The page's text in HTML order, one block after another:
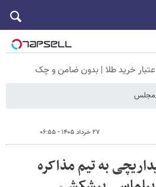
مجلس
۲۷ خرداد ۱۴۰۵ - ۰۶:۵۵
به تیم مذاکره